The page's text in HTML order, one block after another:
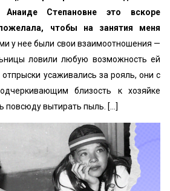
Степановне это вскоре
чтобы на занятия меня
у нее были свои взаимоотношения —
ловили любую возможность ей
отпрыски усаживались за ро­яль, они с
бли­зость к хозяйке
повсюдувытирать пыль. […]